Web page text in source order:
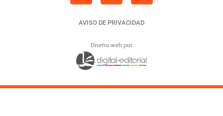
AVISO DE PRIVACIDAD
Diseño web por